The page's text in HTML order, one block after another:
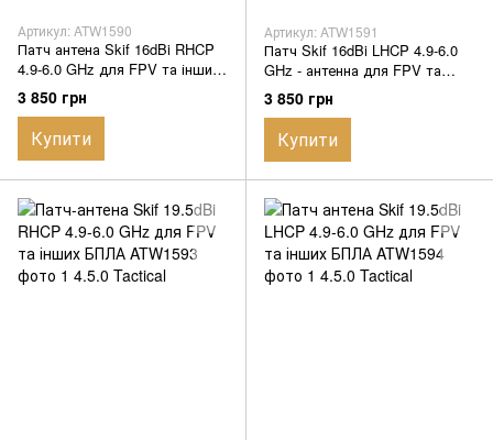
Артикул: ATW1590
Патч антена Skif 16dBi RHCP
4.9-6.0 GHz для FPV та інших
БПЛА
3 850 грн
Купити
Артикул: ATW1591
Патч Skif 16dBi LHCP 4.9-6.0
GHz - антенна для FPV та
інших БПЛА
3 850 грн
Купити